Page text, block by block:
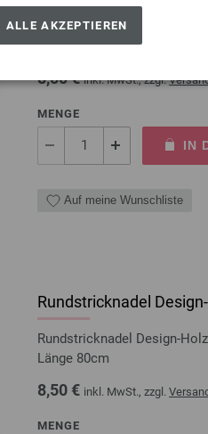
ALLE AKZEPTIEREN
Rundstricknadel Design-
Länge 80cm
8,50 € inkl. MwSt., zzgl.
MENGE
IN
Auf meine Wunschliste
Rundstricknadel
Rundstricknadel Design-
Länge 80cm
8,50 € inkl. MwSt., zzgl.
MENGE